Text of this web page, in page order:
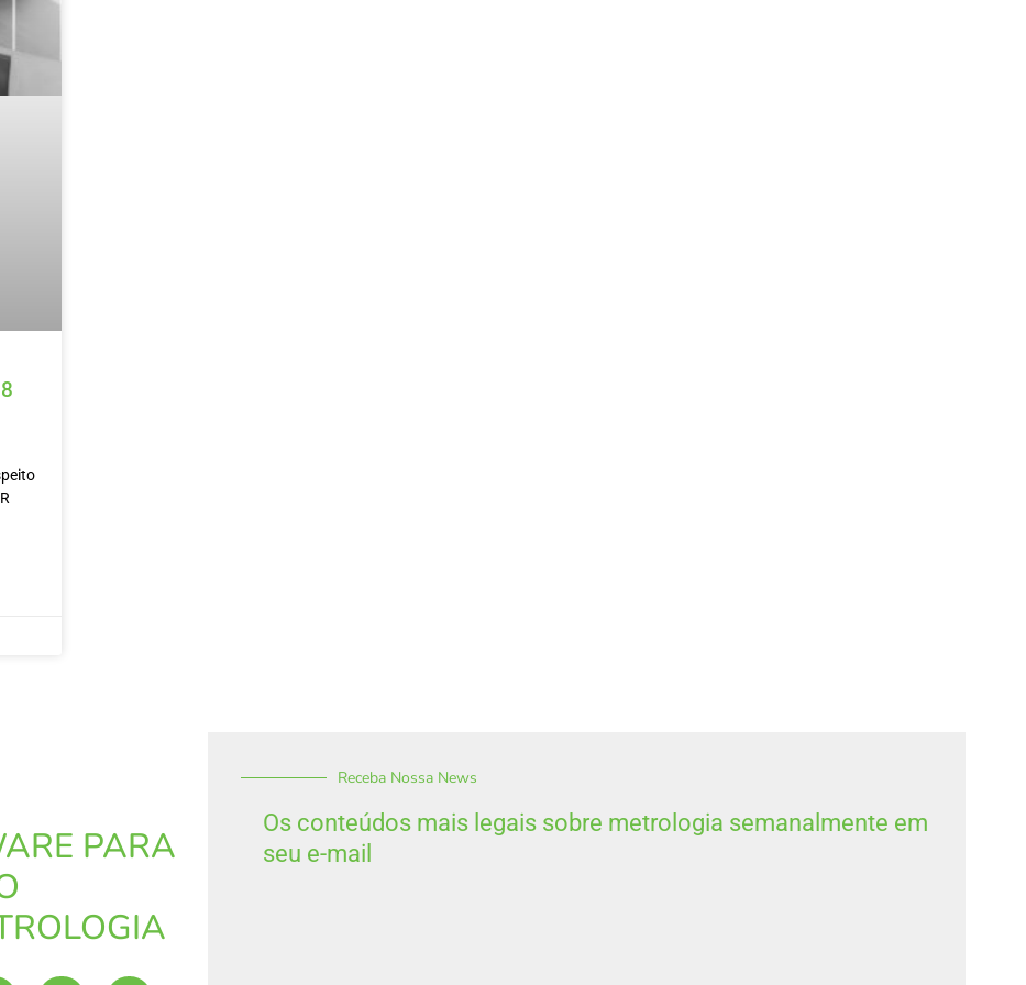
PARA
Receba Nossa News
Os conteúdos mais legais sobre metrologia semanalmente em
seu e-mail